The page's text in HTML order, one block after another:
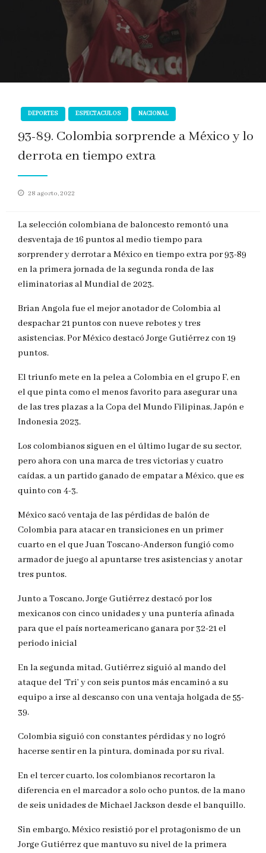
DEPORTES ESPECTACULOS NACIONAL
93-89. Colombia sorprende a México y lo
derrota en tiempo extra
Publicado
28 agosto, 2022
La selección colombiana de baloncesto remontó una
desventaja de 16 puntos al medio tiempo para
sorprender y derrotar a México en tiempo extra por 93-89
en la primera jornada de la segunda ronda de las
eliminatorias al Mundial de 2023.
Brian Angola fue el mejor anotador de Colombia al
despachar 21 puntos con nueve rebotes y tres
asistencias. Por México destacó Jorge Gutiérrez con 19
puntos.
El triunfo mete en la pelea a Colombia en el grupo F, en
el que pinta como el menos favorito para asegurar una
de las tres plazas a la Copa del Mundo Filipinas, Japón e
Indonesia 2023.
Los colombianos siguen en el último lugar de su sector,
pero ahora con una marca de tres victorias y cuatro
caídas, a un partido ganado de empatar a México, que es
quinto con 4-3.
México sacó ventaja de las pérdidas de balón de
Colombia para atacar en transiciones en un primer
cuarto en el que Juan Toscano-Anderson fungió como
armador de juego al apuntarse tres asistencias y anotar
tres puntos.
Junto a Toscano, Jorge Gutiérrez destacó por los
mexicanos con cinco unidades y una puntería afinada
para que el país norteamericano ganara por 32-21 el
periodo inicial
En la segunda mitad, Gutiérrez siguió al mando del
ataque del ‘Tri’ y con seis puntos más encaminó a su
equipo a irse al descanso con una ventaja holgada de 55-
39.
Colombia siguió con constantes pérdidas y no logró
hacerse sentir en la pintura, dominada por su rival.
En el tercer cuarto, los colombianos recortaron la
diferencia en el marcador a solo ocho puntos, de la mano
de seis unidades de Michael Jackson desde el banquillo.
Sin embargo, México resistió por el protagonismo de un
Jorge Gutiérrez que mantuvo su nivel de la primera